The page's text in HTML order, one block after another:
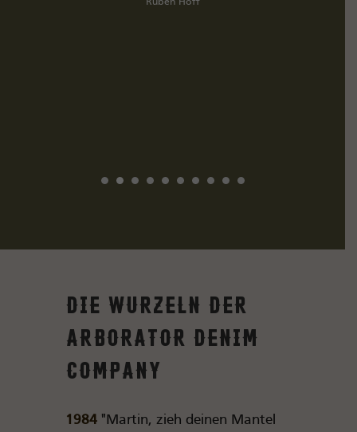
Ruben Hoff
Die Wurzeln der
Arborator Denim
Company
1984"Martin, zieh deinen Mantel